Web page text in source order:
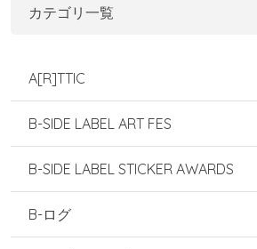
カテゴリ一覧
A[R]TTIC
B-SIDE LABEL ART FES
B-SIDE LABEL STICKER AWARDS
B-ログ